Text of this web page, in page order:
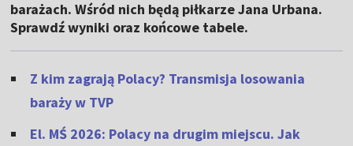
barażach. Wśród nich będą piłkarze Jana Urbana.
Sprawdź wyniki oraz końcowe tabele.
Z kim zagrają Polacy? Transmisja losowania
baraży w TVP
El. MŚ 2026: Polacy na drugim miejscu. Jak